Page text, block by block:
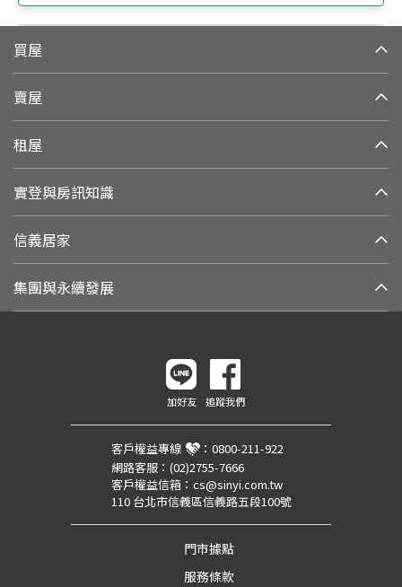
買屋
賣屋
租屋
實登與房訊知識
信義居家
集團與永續發展
加好友 追蹤我們
客戶權益專線 ： 0800-211-922
網路客服： (02)2755-7666
客戶權益信箱： cs@sinyi.com.tw
110 台北市信義區信義路五段100號
門市據點
服務條款